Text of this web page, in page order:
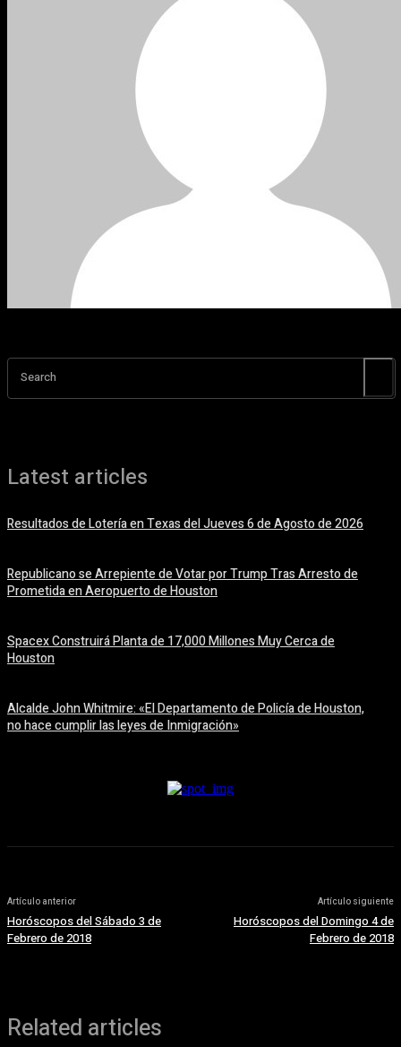
Search
Latest articles
Resultados de Lotería en Texas del Jueves 6 de Agosto de 2026
Republicano se Arrepiente de Votar por Trump Tras Arresto de
Prometida en Aeropuerto de Houston
Spacex Construirá Planta de 17,000 Millones Muy Cerca de
Houston
Alcalde John Whitmire: «El Departamento de Policía de Houston,
no hace cumplir las leyes de Inmigración»
Artículo anterior
Horóscopos del Sábado 3 de
Febrero de 2018
Artículo siguiente
Horóscopos del Domingo 4 de
Febrero de 2018
Related articles